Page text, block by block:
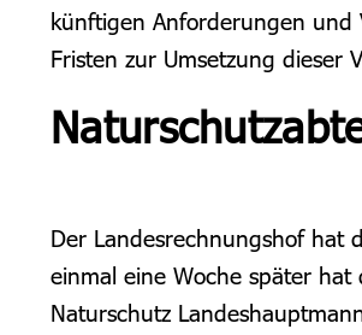
künftigen Anforderungen und
Fristen zur Umsetzung dieser
Der Landesrechnungshof hat
einmal eine Woche später
Naturschutz